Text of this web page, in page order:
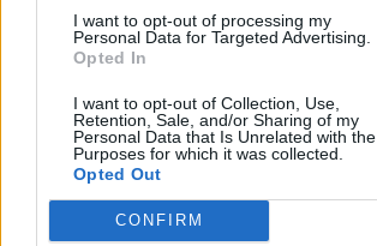
I want to opt-out of processing my
Personal Data for Targeted Advertising.
Opted In
I want to opt-out of Collection, Use,
Retention, Sale, and/or Sharing of my
Personal Data that Is Unrelated with the
Purposes for which it was collected.
Opted Out
CONFIRM